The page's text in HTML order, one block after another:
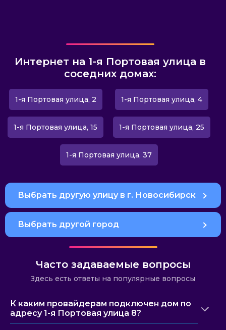
Интернет на 1-я Портовая улица в
соседних домах:
1-я Портовая улица, 2 1-я Портовая улица, 4
1-я Портовая улица, 15 1-я Портовая улица, 25
1-я Портовая улица, 37
Выбрать другую улицу в г. Новосибирск
Выбрать другой город
Часто задаваемые вопросы
Здесь есть ответы на популярные вопросы
К каким провайдерам подключен дом по
адресу 1-я Портовая улица 8?